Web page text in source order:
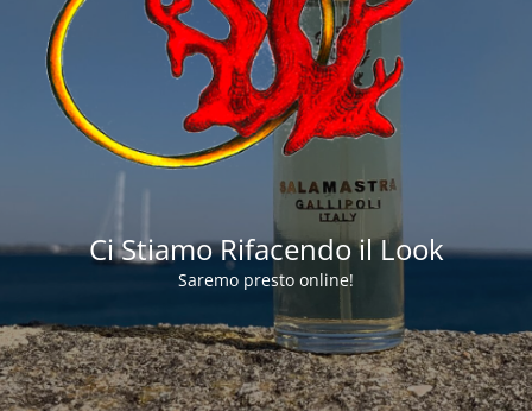
Ci Stiamo Rifacendo il Look
Saremo presto online!